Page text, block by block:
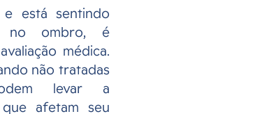
está sentindo
no ombro, é
médica.
não tratadas
levar a
afetam seu